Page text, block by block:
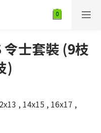
令士套裝 (9枝
)
, 14x15 , 16x17 ,